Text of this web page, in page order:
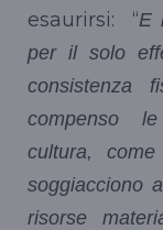
esaurirsi: “E
per il solo
consistenza
compenso
cultura,
soggiacciono
risorse